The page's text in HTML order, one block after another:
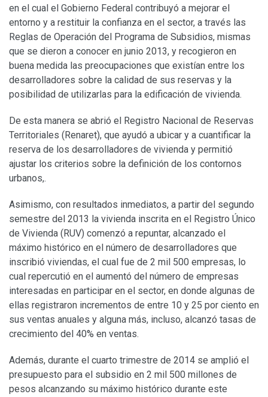
en el cual el Gobierno Federal contribuyó a mejorar el
entorno y a restituir la confianza en el sector, a través las
Reglas de Operación del Programa de Subsidios, mismas
que se dieron a conocer en junio 2013, y recogieron en
buena medida las preocupaciones que existían entre los
desarrolladores sobre la calidad de sus reservas y la
posibilidad de utilizarlas para la edificación de vivienda.
De esta manera se abrió el Registro Nacional de Reservas
Territoriales (Renaret), que ayudó a ubicar y a cuantificar la
reserva de los desarrolladores de vivienda y permitió
ajustar los criterios sobre la definición de los contornos
urbanos,.
Asimismo, con resultados inmediatos, a partir del segundo
semestre del 2013 la vivienda inscrita en el Registro Único
de Vivienda (RUV) comenzó a repuntar, alcanzado el
máximo histórico en el número de desarrolladores que
inscribió viviendas, el cual fue de 2 mil 500 empresas, lo
cual repercutió en el aumentó del número de empresas
interesadas en participar en el sector, en donde algunas de
ellas registraron incrementos de entre 10 y 25 por ciento en
sus ventas anuales y alguna más, incluso, alcanzó tasas de
crecimiento del 40% en ventas.
Además, durante el cuarto trimestre de 2014 se amplió el
presupuesto para el subsidio en 2 mil 500 millones de
pesos alcanzando su máximo histórico durante este